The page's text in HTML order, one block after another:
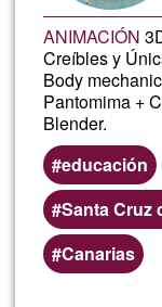
ANIMACIÓN
Creíbles y
Body
Pantomima +
Blender.
educación
Santa Cruz
Canarias